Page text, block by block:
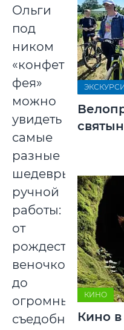
Ольги
под
ником
«конфетная
фея»
можно
увидеть
самые
разные
шедевры
ручной
работы:
от
рождественских
веночков,
до
огромных
съедобных
КИНО
Кино